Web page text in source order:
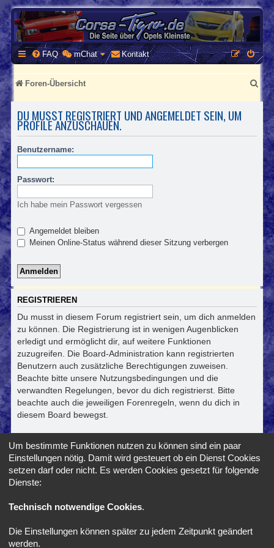
CORSA-TIGRA.DE
Homepage und Forum rund um Opel Corsa und Tigra
FAQ mChat Kontakt
Foren-Übersicht
S
u
h
DU MUSST REGISTRIERT UND ANGEMELDET SEIN, UM
PROFILE ANZUSCHAUEN.
Benutzername:
Passwort:
Ich habe mein Passwort vergessen
Angemeldet bleiben
Meinen Online-Status während dieser Sitzung verbergen
REGISTRIEREN
Du musst in diesem Forum registriert sein, um dich anmelden
zu können. Die Registrierung ist in wenigen Augenblicken
erledigt und ermöglicht dir, auf weitere Funktionen
zuzugreifen. Die Board-Administration kann registrierten
Benutzern auch zusätzliche Berechtigungen zuweisen.
Beachte bitte unsere Nutzungsbedingungen und die
verwandten Regelungen, bevor du dich registrierst. Bitte
beachte auch die jeweiligen Forenregeln, wenn du dich in
diesem Board bewegst.
Nutzungsbedingungen|Datenschutzerklärung
Registrieren
*SE Gamer Style byphpBB Styles
Um bestimmte Funktionen nutzen zu können sind ein paar
Einstellungen nötig. Damit wird gesteuert ob ein Dienst Cookies
setzen darf oder nicht. Es werden Cookies gesetzt für folgende
Dienste:
Technisch notwendige Cookies.
Die Einstellungen können später zu jedem Zeitpunkt geändert
werden.